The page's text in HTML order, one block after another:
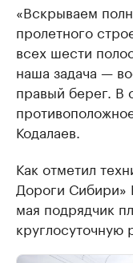
«Вскрываем
пролетного
всех шести
наша задача —
правый берег. В
Кодалаев.
Как отметил
Дороги Сибири»
мая подрядчик
круглосуточную